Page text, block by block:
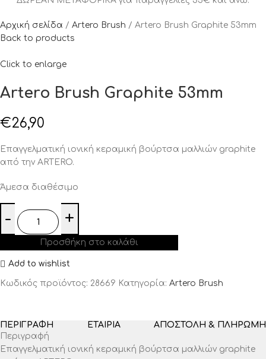
Αρχική σελίδα Artero Brush
Artero Brush Graphite 53mm
Back to products
Click to enlarge
Artero Brush Graphite 53mm
€26,90
Επαγγελματική ιονική κεραμική βούρτσα μαλλιών graphite
από την ARTERO.
Άμεσα διαθέσιμο
Προσθήκη στο καλάθι
Add to wishlist
Κωδικός προϊόντος: 28669 Κατηγορία: Artero Brush
ΠΕΡΙΓΡΑΦΉ ΕΤΑΙΡΊΑ
ΑΠΟΣΤΟΛΉ & ΠΛΗΡΩΜΉ
Περιγραφή
Επαγγελματική ιονική κεραμική βούρτσα μαλλιών graphite